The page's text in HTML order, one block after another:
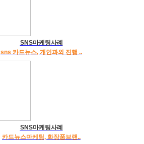
SNS마케팅사례
sns 카드뉴스, 개인과외 진행 ..
SNS마케팅사례
카드뉴스마케팅, 화장품브랜..